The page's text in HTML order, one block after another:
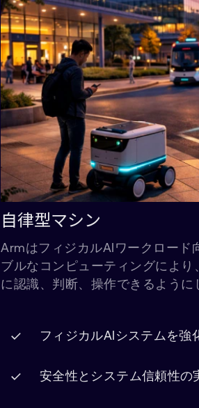
自律型マシン
ArmはフィジカルAIワークロード
ブルなコンピューティングによ
に認識、判断、操作できるように
フィジカルAIシステムを強
安全性とシステム信頼性の